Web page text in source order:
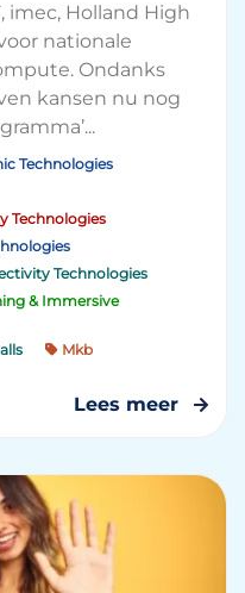
imec, Holland High
nationale
Ondanks
kansen nu nog
Technologies
Technologies
Technologies
& Immersive
Mkb
Lees meer